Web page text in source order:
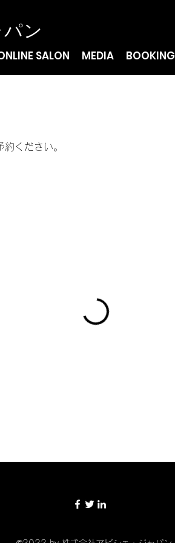
ン
SALON MEDIA BOOKING
ください。